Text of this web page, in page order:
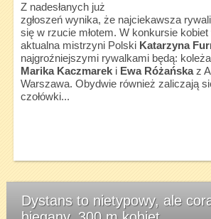
Z nadesłanych już
zgłoszeń wynika, że najciekawsza
się w rzucie młotem. W konkursie
aktualna mistrzyni Polski Katarzyna
najgroźniejszymi rywalkami będą:
Marika Kaczmareki Ewa Różańskaz
Warszawa. Obydwie również zaliczają
czołówki...
Dystans to nietypowy, ale